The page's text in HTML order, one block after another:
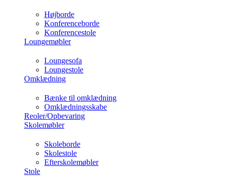
Højborde
Konferenceborde
Konferencestole
Loungemøbler
Loungesofa
Loungestole
Omklædning
Bænke til omklædning
Omklædningsskabe
Reoler/Opbevaring
Skolemøbler
Skoleborde
Skolestole
Efterskolemøbler
Stole